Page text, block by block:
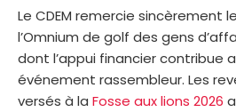
Le CDEM remercie sincèrement
l’Omnium de golf des gens
dont l’appui financier contribue
événement rassembleur. Les
versés à la Fosse aux lions 2026